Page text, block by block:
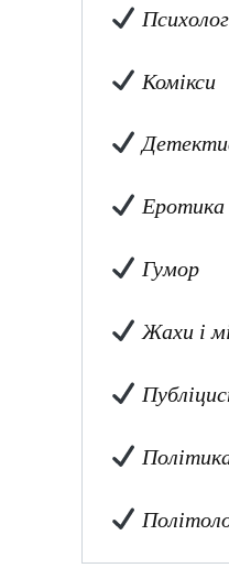
Комікси
Еротика
Гумор
Жахи і